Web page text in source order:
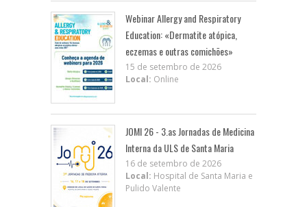
Webinar Allergy and Respiratory
Education: «Dermatite atópica,
eczemas e outras comichões»
15 de setembro de 2026
Local: Online
JOMI 26 - 3.as Jornadas de Medicina
Interna da ULS de Santa Maria
16 de setembro de 2026
Local: Hospital de Santa Maria e
Pulido Valente